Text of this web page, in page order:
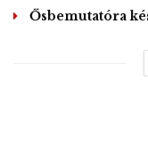
Restaurálási és
Ősbemutatóra